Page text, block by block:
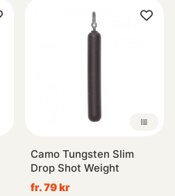
Camo Tungsten Slim
Drop Shot Weight
fr. 79 kr